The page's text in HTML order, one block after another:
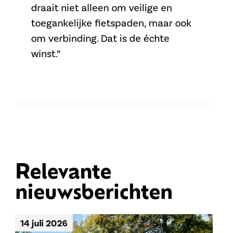
draait niet alleen om veilige en
toegankelijke fietspaden, maar ook
om verbinding. Dat is de échte
winst.”
Relevante
nieuwsberichten
14 juli 2026